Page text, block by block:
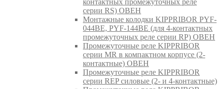
серии RS) ОВЕН
Монтажные колодки KIPPRIBOR PYF-
044BE, PYF-144BE (для 4-контактных
промежуточных реле серии RP) ОВЕН
Промежуточные реле KIPPRIBOR
серии MR в компактном корпусе (2-
контактные) ОВЕН
Промежуточные реле KIPPRIBOR
серии REP силовые (2- и 4-контактные)